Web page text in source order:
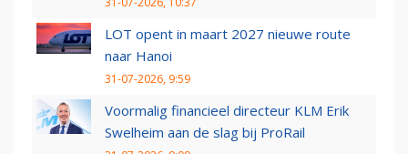
LOT opent in maart 2027 nieuwe route
naar Hanoi
31-07-2026, 9:59
Voormalig financieel directeur KLM Erik
Swelheim aan de slag bij ProRail